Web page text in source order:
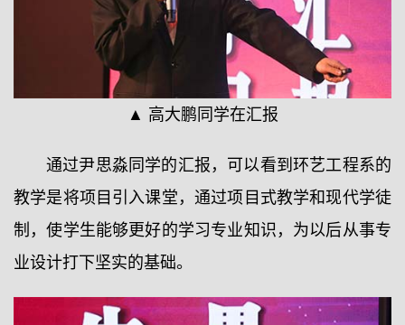
▲ 高大鹏同学在汇报
通过尹思淼同学的汇报，可以看到环艺工程系的
教学是将项目引入课堂，通过项目式教学和现代学徒
制，使学生能够更好的学习专业知识，为以后从事专
业设计打下坚实的基础。